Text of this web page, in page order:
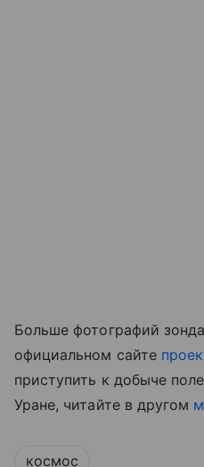
Больше фотографий
официальном сайте
приступить к добыче
Уране, читайте в другом
космос